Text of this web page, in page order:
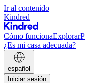
Ir al contenido
Kindred
Cómo funcionaExplorar
¿Es mi casa adecuada?
español
Iniciar sesión